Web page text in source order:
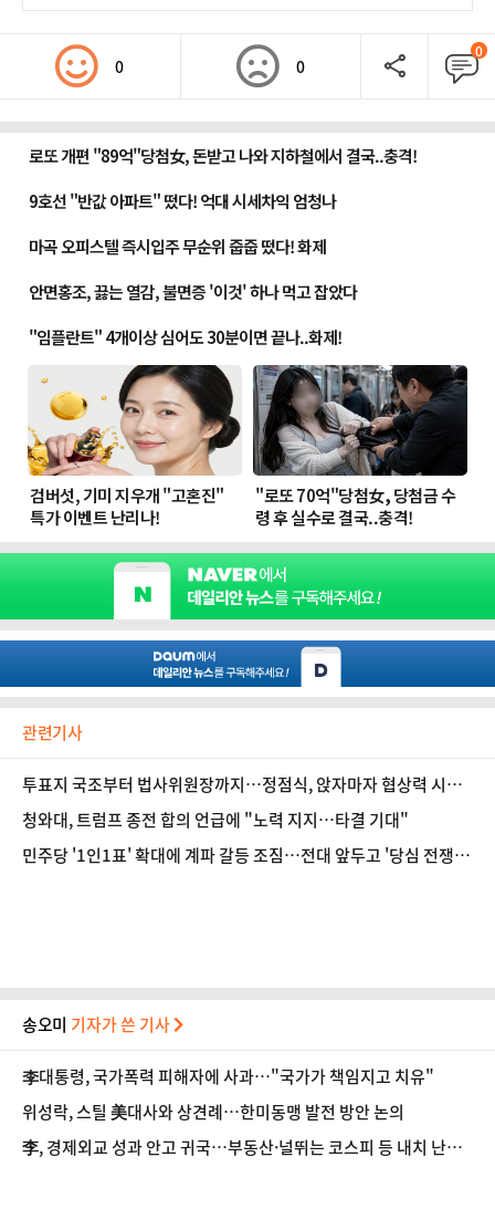
0 0
0
관련기사
투표지 국조부터 법사위원장까지…정점식, 앉자마자 협상력 시험
대
청와대, 트럼프 종전 합의 언급에 "노력 지지…타결 기대"
민주당 '1인1표' 확대에 계파 갈등 조짐…전대 앞두고 '당심 전쟁'
송오미 기자가 쓴 기사
李대통령, 국가폭력 피해자에 사과…"국가가 책임지고 치유"
위성락, 스틸 美대사와 상견례…한미동맹 발전 방안 논의
李, 경제외교 성과 안고 귀국…부동산·널뛰는 코스피 등 내치 난제